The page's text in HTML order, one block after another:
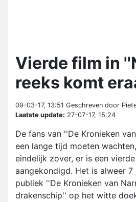
Vierde film in
reeks komt
09-03-17, 13:51 Geschreven door
Laatste update: 27-07-17, 15:24
De fans van ''De Kronieken
een lange tijd moeten
eindelijk zover, er is een
aangekondigd. Het is alweer
publiek ''De Kronieken van
drakenschip'' op het witte